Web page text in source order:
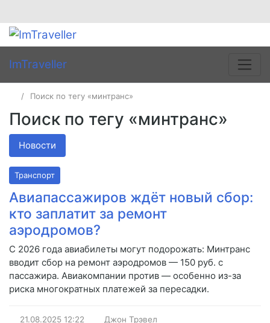
ImTraveller
Поиск по тегу «минтранс»
Поиск по тегу «минтранс»
Новости
Транспорт
Авиапассажиров ждёт новый сбор:
кто заплатит за ремонт
аэродромов?
С 2026 года авиабилеты могут подорожать: Минтранс
вводит сбор на ремонт аэродромов — 150 руб. с
пассажира. Авиакомпании против — особенно из-за
риска многократных платежей за пересадки.
21.08.2025 12:22 Джон Трэвел